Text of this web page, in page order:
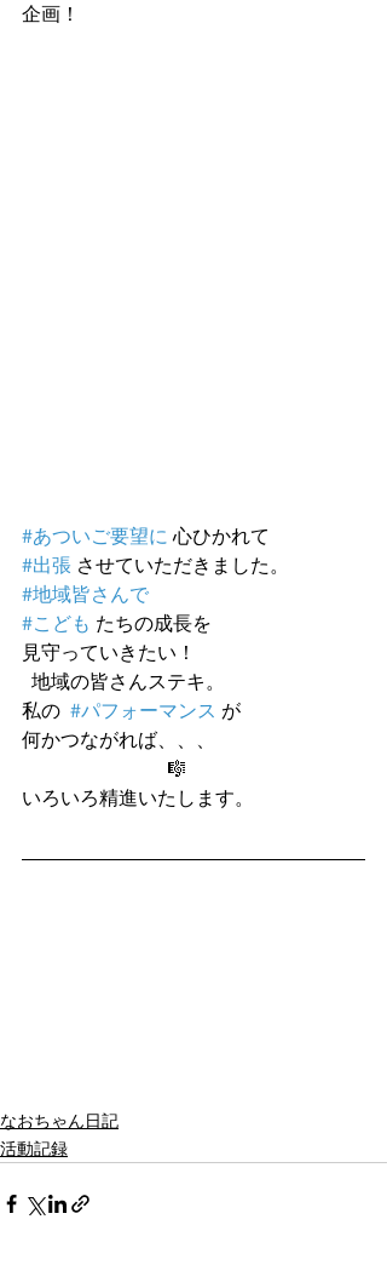
企画！
#あついご要望に 心ひかれて
#出張 させていただきました。
#地域皆さんで
#こども たちの成長を
見守っていきたい！
  地域の皆さんステキ。
私の #パフォーマンス が
何かつながれば、、、
                              🎼
いろいろ精進いたします。
なおちゃん日記
活動記録